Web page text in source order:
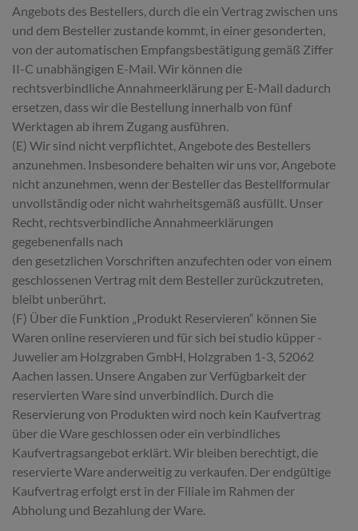
Angebots des Bestellers, durch die ein Vertrag zwischen uns
und dem Besteller zustande kommt, in einer gesonderten,
von der automatischen Empfangsbestätigung gemäß Ziffer
II-C unabhängigen E-Mail. Wir können die
rechtsverbindliche Annahmeerklärung per E-Mail dadurch
ersetzen, dass wir die Bestellung innerhalb von fünf
Werktagen ab ihrem Zugang ausführen.
(E) Wir sind nicht verpflichtet, Angebote des Bestellers
anzunehmen. Insbesondere behalten wir uns vor, Angebote
nicht anzunehmen, wenn der Besteller das Bestellformular
unvollständig oder nicht wahrheitsgemäß ausfüllt. Unser
Recht, rechtsverbindliche Annahmeerklärungen
gegebenenfalls nach
den gesetzlichen Vorschriften anzufechten oder von einem
geschlossenen Vertrag mit dem Besteller zurückzutreten,
bleibt unberührt.
(F) Über die Funktion „Produkt Reservieren“ können Sie
Waren online reservieren und für sich bei studio küpper -
Juwelier am Holzgraben GmbH, Holzgraben 1-3, 52062
Aachen lassen. Unsere Angaben zur Verfügbarkeit der
reservierten Ware sind unverbindlich. Durch die
Reservierung von Produkten wird noch kein Kaufvertrag
über die Ware geschlossen oder ein verbindliches
Kaufvertragsangebot erklärt. Wir bleiben berechtigt, die
reservierte Ware anderweitig zu verkaufen. Der endgültige
Kaufvertrag erfolgt erst in der Filiale im Rahmen der
Abholung und Bezahlung der Ware.